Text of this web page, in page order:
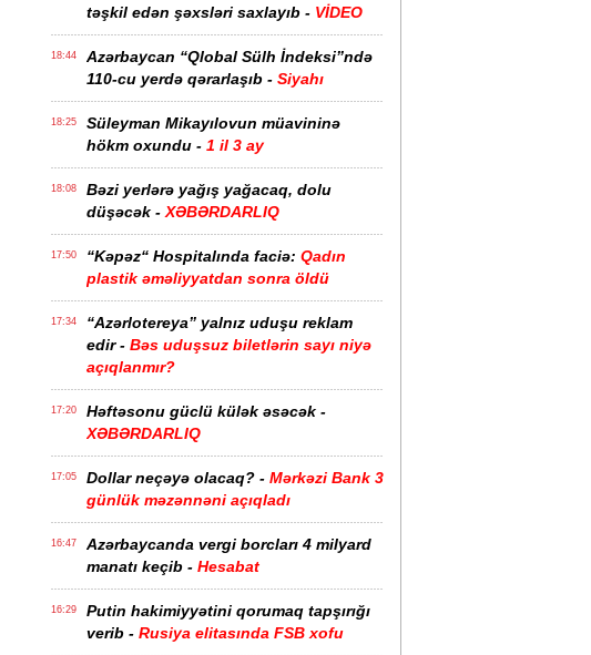
təşkil edən şəxsləri saxlayıb - VİDEO
18:44
Azərbaycan “Qlobal Sülh İndeksi”ndə
110-cu yerdə qərarlaşıb - Siyahı
18:25
Süleyman Mikayılovun müavininə
hökm oxundu - 1 il 3 ay
18:08
Bəzi yerlərə yağış yağacaq, dolu
düşəcək - XƏBƏRDARLIQ
17:50 “Kəpəz“ Hospitalında faciə: Qadın
plastik əməliyyatdan sonra öldü
17:34
“Azərlotereya” yalnız uduşu reklam
edir - Bəs uduşsuz biletlərin sayı niyə
açıqlanmır?
17:20
Həftəsonu güclü külək əsəcək -
XƏBƏRDARLIQ
17:05 Dollar neçəyə olacaq? - Mərkəzi Bank 3
günlük məzənnəni açıqladı
16:47
Azərbaycanda vergi borcları 4 milyard
manatı keçib - Hesabat
16:29
Putin hakimiyyətini qorumaq tapşırığı
verib - Rusiya elitasında FSB xofu